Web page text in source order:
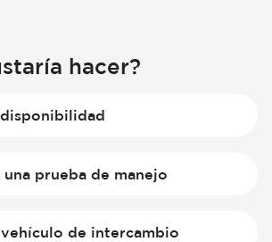
hacer?
una prueba de manejo
de intercambio